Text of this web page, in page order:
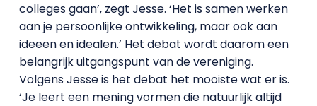
colleges gaan’, zegt Jesse. ‘Het is samen werken
aan je persoonlijke ontwikkeling, maar ook aan
ideeën en idealen.’ Het debat wordt daarom een
belangrijk uitgangspunt van de vereniging.
Volgens Jesse is het debat het mooiste wat er is.
‘Je leert een mening vormen die natuurlijk altijd